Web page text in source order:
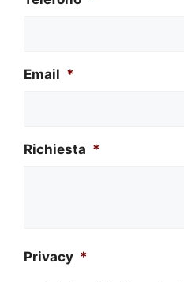
Email *
Richiesta *
Privacy *